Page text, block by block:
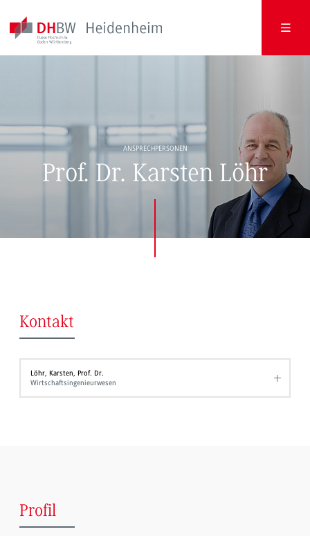
ANSPRECHPERSONEN
Prof. Dr. Karsten Löhr
Kontakt
Löhr, Karsten, Prof. Dr.
Wirtschaftsingenieurwesen
Profil